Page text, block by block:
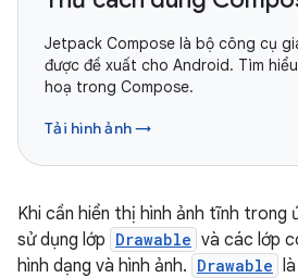
Jetpack Compose là bộ công cụ
được đề xuất cho Android. Tìm
hoạ trong Compose.
Tải hình ảnh →
Khi cần hiển thị hình ảnh tĩnh trong
sử dụng lớp Drawable và các lớp
hình dạng và hình ảnh. Drawable